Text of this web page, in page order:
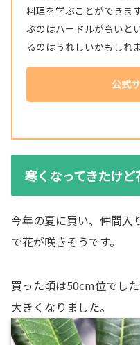
料理を学ぶことができま
ぶのはハードルが高いと
るのはうれしいかもしれ
公式
寒くなってきたけど
今年の夏に買い、仲間入
で花が咲きそうです。
買った頃は50cm位でし
大きくなりました。